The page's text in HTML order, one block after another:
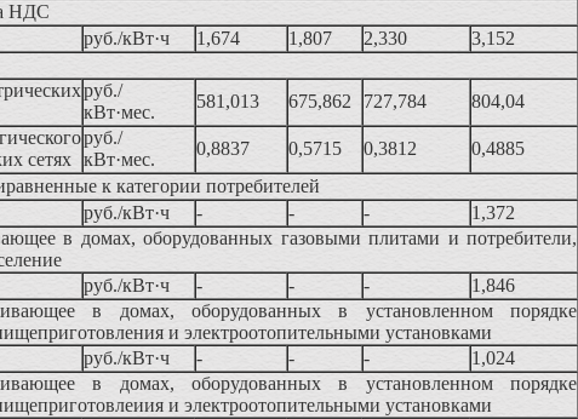
НДС
руб./кВт·ч 1,674 1,807 2,330
3,152
руб./
кВт·мес.
581,013 675,862 727,784 804,04
сетях
руб./
кВт·мес.
0,8837 0,5715 0,3812
0,4885
к категории потребителей
руб./кВт·ч - - -
1,372
в домах, оборудованных газовыми плитами и потребители,
руб./кВт·ч - - -
1,846
в домах, оборудованных в установленном порядке
и электроотопительными установками
руб./кВт·ч - - -
1,024
в домах, оборудованных в установленном порядке
и электроотопительными установками